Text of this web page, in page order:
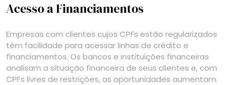
Acesso a Financiamentos
Empresas com clientes cujos CPFs estão regularizados
têm facilidade para acessar linhas de crédito e
financiamentos. Os bancos e instituições financeiras
analisam a situação financeira de seus clientes e, com
CPFs livres de restrições, as oportunidades aumentam.